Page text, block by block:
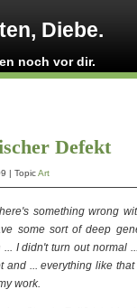
Diebe.
noch vor dir.
Defekt
| TopicArt
something wrong
some sort of deep
... I didn't turn out normal
and ... everything like
work.